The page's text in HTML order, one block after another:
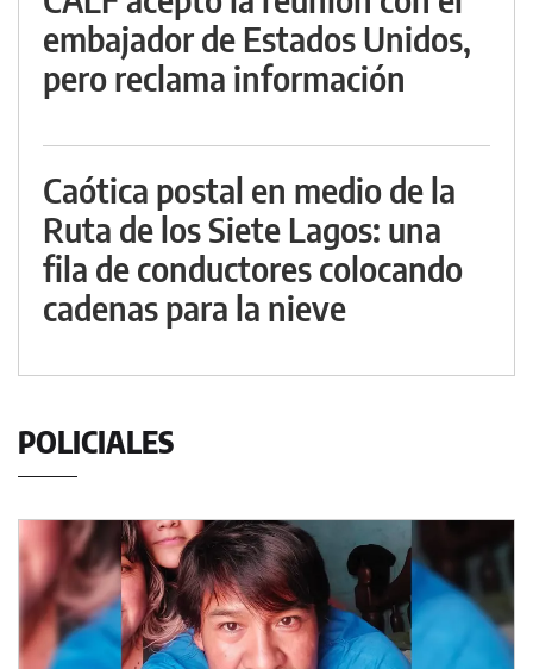
embajador de Estados Unidos,
pero reclama información
Caótica postal en medio de la
Ruta de los Siete Lagos: una
fila de conductores colocando
cadenas para la nieve
POLICIALES